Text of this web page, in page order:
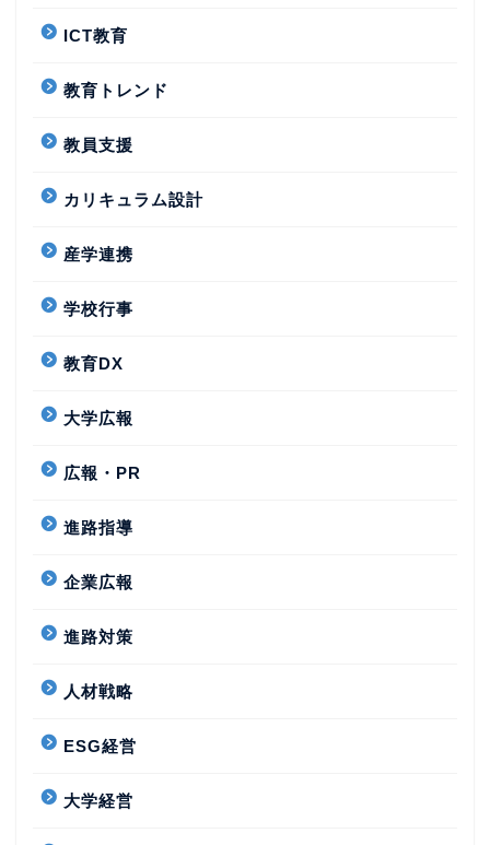
ICT教育
教育トレンド
教員支援
カリキュラム設計
産学連携
学校行事
教育DX
大学広報
広報・PR
進路指導
企業広報
進路対策
人材戦略
ESG経営
大学経営